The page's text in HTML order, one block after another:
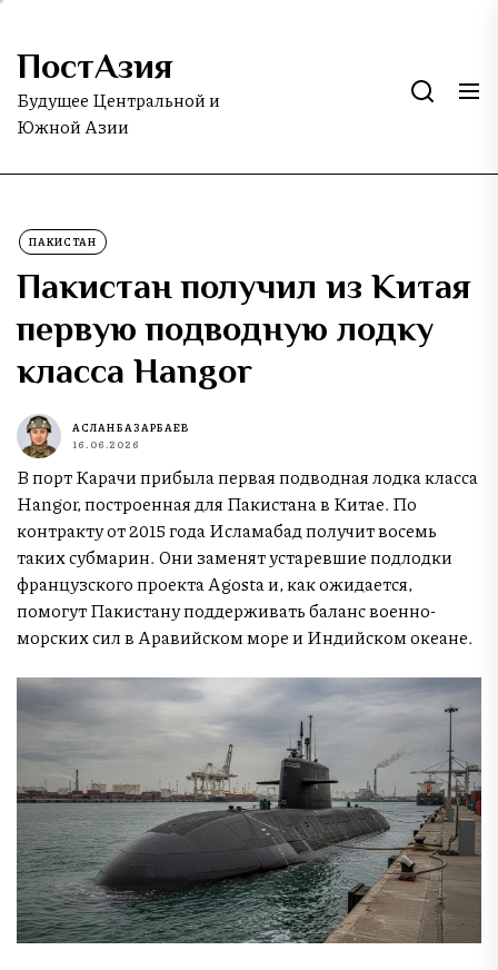
Skip
the
content
ПостАзия
Будущее Центральной и
Южной Азии
ПАКИСТАН
Пакистан получил из Китая
первую подводную лодку
класса Hangor
АСЛАН БАЗАРБАЕВ
16.06.2026
В порт Карачи прибыла первая подводная лодка класса
Hangor, построенная для Пакистана в Китае. По
контракту от 2015 года Исламабад получит восемь
таких субмарин. Они заменят устаревшие подлодки
французского проекта Agosta и, как ожидается,
помогут Пакистану поддерживать баланс военно-
морских сил в Аравийском море и Индийском океане.